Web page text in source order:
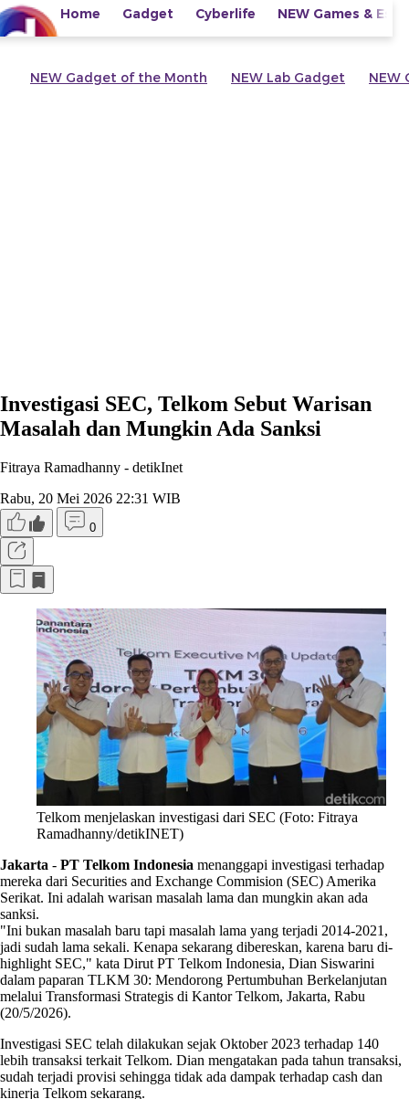
Home Gadget Cyberlife NEW Games &
NEW Gadget of the Month NEW Lab Gadget NEW
Investigasi SEC, Telkom Sebut Warisan
Masalah dan Mungkin Ada Sanksi
Fitraya Ramadhanny - detikInet
Rabu, 20 Mei 2026 22:31 WIB
0
Telkom menjelaskan investigasi dari SEC (Foto: Fitraya
Ramadhanny/detikINET)
Jakarta - PT Telkom Indonesia menanggapi investigasi terhadap
mereka dari Securities and Exchange Commision (SEC) Amerika
Serikat. Ini adalah warisan masalah lama dan mungkin akan ada
sanksi.
"Ini bukan masalah baru tapi masalah lama yang terjadi 2014-2021,
jadi sudah lama sekali. Kenapa sekarang dibereskan, karena baru di-
highlight SEC," kata Dirut PT Telkom Indonesia, Dian Siswarini
dalam paparan TLKM 30: Mendorong Pertumbuhan Berkelanjutan
melalui Transformasi Strategis di Kantor Telkom, Jakarta, Rabu
(20/5/2026).
Investigasi SEC telah dilakukan sejak Oktober 2023 terhadap 140
lebih transaksi terkait Telkom. Dian mengatakan pada tahun transaksi,
sudah terjadi provisi sehingga tidak ada dampak terhadap cash dan
kinerja Telkom sekarang.